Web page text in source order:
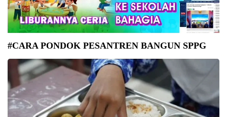
#CARA PONDOK PESANTREN BANGUN SPPG
Ilustrasi MBG di Pondok Pesantren Mambaul Ulum Ogan Komering Ilir.
(Foto: Ahmad Syawlana-kemenag.go.id/ilustrasi)